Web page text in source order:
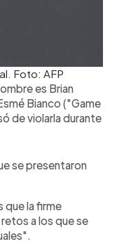
Foto: AFP
es Brian
Bianco ("Game
de violarla durante
se presentaron
que la firme
a los que se